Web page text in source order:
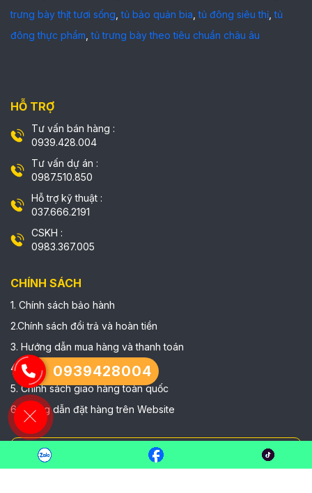
trưng bày thịt tươi sống ,tủ bảo quản bia ,tủ đông siêu thị ,tủ
đông thực phẩm ,tủ trưng bày theo tiêu chuẩn châu âu
HỖ TRỢ
Tư vấn bán hàng :
0939.428.004
Tư vấn dự án :
0987.510.850
Hỗ trợ kỹ thuật :
037.666.2191
CSKH :
0983.367.005
CHÍNH SÁCH
1. Chính sách bảo hành
2.Chính sách đổi trả và hoàn tiền
3. Hướng dẫn mua hàng và thanh toán
4. Chính sách bảo mật
5. Chính sách giao hàng toàn quốc
6 Hướng dẫn đặt hàng trên Website
FANPAGE
0939428004